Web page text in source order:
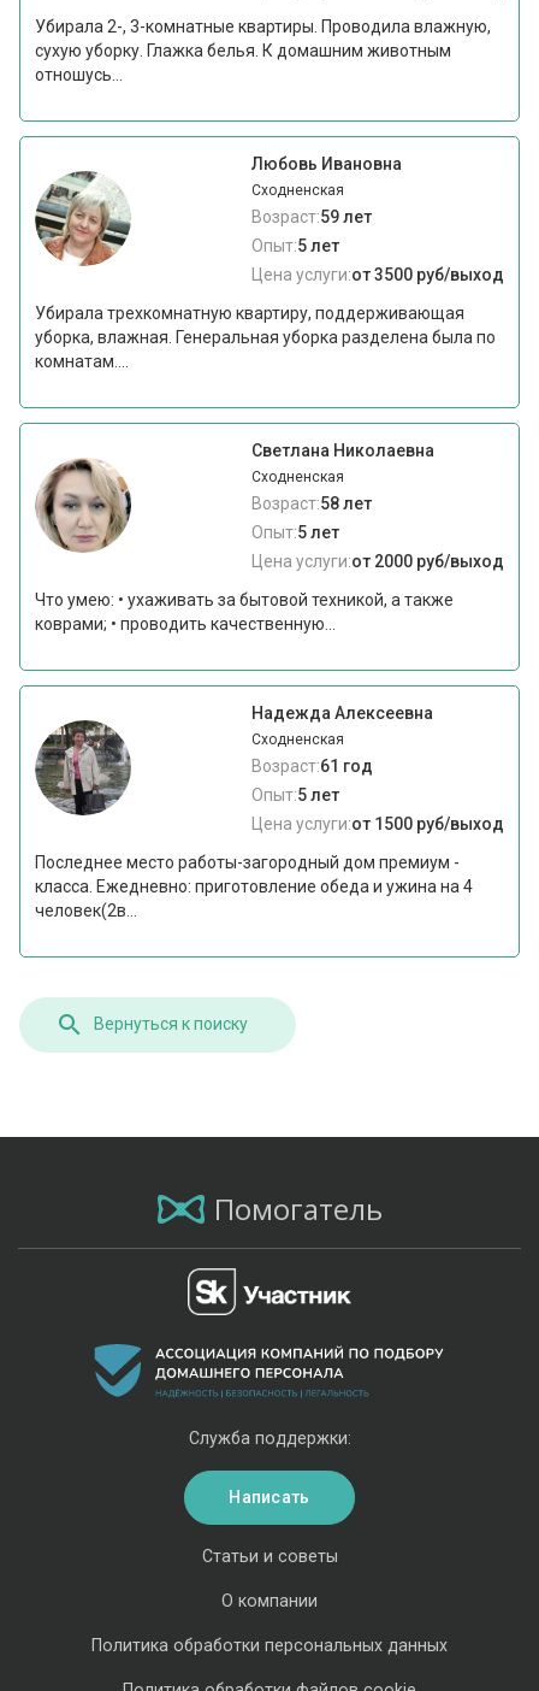
Убирала 2-, 3-комнатные квартиры. Проводила влажную,
сухую уборку. Глажка белья. К домашним животным
отношусь...
Любовь Ивановна
Сходненская
Возраст:59 лет
Опыт:5 лет
Цена услуги:от 3500 руб/выход
Убирала трехкомнатную квартиру, поддерживающая
уборка, влажная. Генеральная уборка разделена была по
комнатам....
Светлана Николаевна
Сходненская
Возраст:58 лет
Опыт:5 лет
Цена услуги:от 2000 руб/выход
Что умею: • ухаживать за бытовой техникой, а также
коврами; • проводить качественную...
Надежда Алексеевна
Сходненская
Возраст:61 год
Опыт:5 лет
Цена услуги:от 1500 руб/выход
Последнее место работы-загородный дом премиум -
класса. Ежедневно: приготовление обеда и ужина на 4
человек(2в...
Вернуться к поиску
Помогатель
Статьи и советы
О компании
Политика обработки персональных данных
Служба поддержки:
Написать